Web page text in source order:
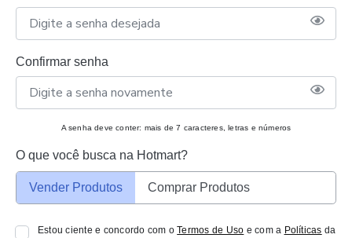
Confirmar senha
A senha deve conter: mais de 7 caracteres, letras e números
O que você busca na Hotmart?
Vender Produtos Comprar Produtos
Estou ciente e concordo com oTermos de Uso e com a Políticas da